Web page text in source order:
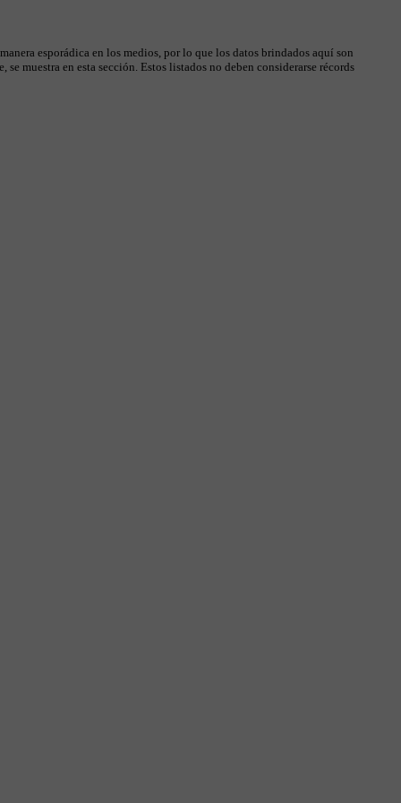
esporádica en los medios, por lo que los datos brindados aquí son
muestra en esta sección. Estos listados no deben considerarse récords